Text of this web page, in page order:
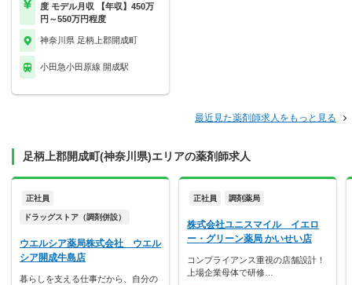
度 モデル月収 【年収】450万
円～550万円程度
神奈川県 足柄上郡開成町
小田急小田原線 開成駅
最近見た薬剤師求人をもっと見る
足柄上郡開成町(神奈川県)エリアの薬剤師求人
正社員
ドラッグストア（調剤併設）
ウエルシア薬局株式会社 ウエル
シア開成牛島店
暮らしを支える仕事だから、自分の
正社員 調剤薬局
株式会社ユニスマイル イエロ
ー・グリーン薬局 かいせい店
コンプライアンス重視の店舗設計！
上場企業母体で研修…